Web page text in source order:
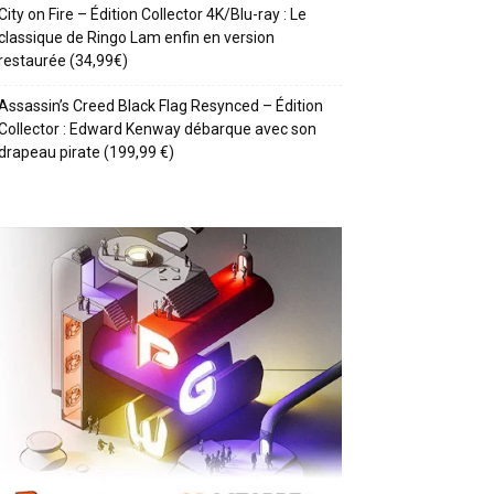
on Fire – Édition Collector 4K/Blu-ray : Le
de Ringo Lam enfin en version
(34,99€)
Creed Black Flag Resynced – Édition
: Edward Kenway débarque avec son
pirate (199,99 €)